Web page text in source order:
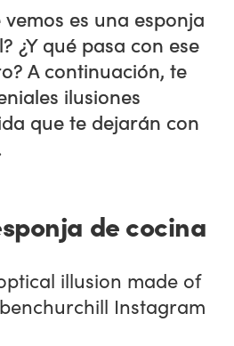
es una esponja
¿Y qué pasa con ese
A continuación, te
ilusiones
que te dejarán con
de cocina